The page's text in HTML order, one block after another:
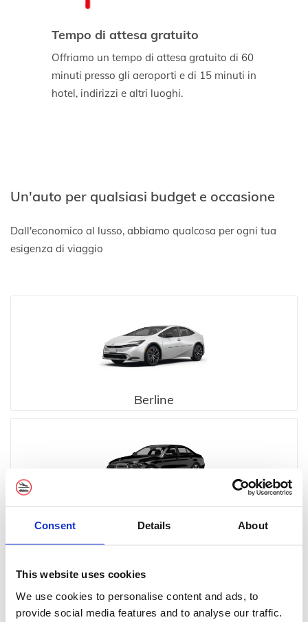
Consent Details About
This website uses cookies
We use cookies to personalise content and ads, to
provide social media features and to analyse our traffic.
Tempo di attesa gratuito
Offriamo un tempo di attesa gratuito di 60
minuti presso gli aeroporti e di 15 minuti in
hotel, indirizzi e altri luoghi.
Un'auto per qualsiasi budget e occasione
Dall'economico al lusso, abbiamo qualcosa per ogni tua
esigenza di viaggio
Berline
Executive